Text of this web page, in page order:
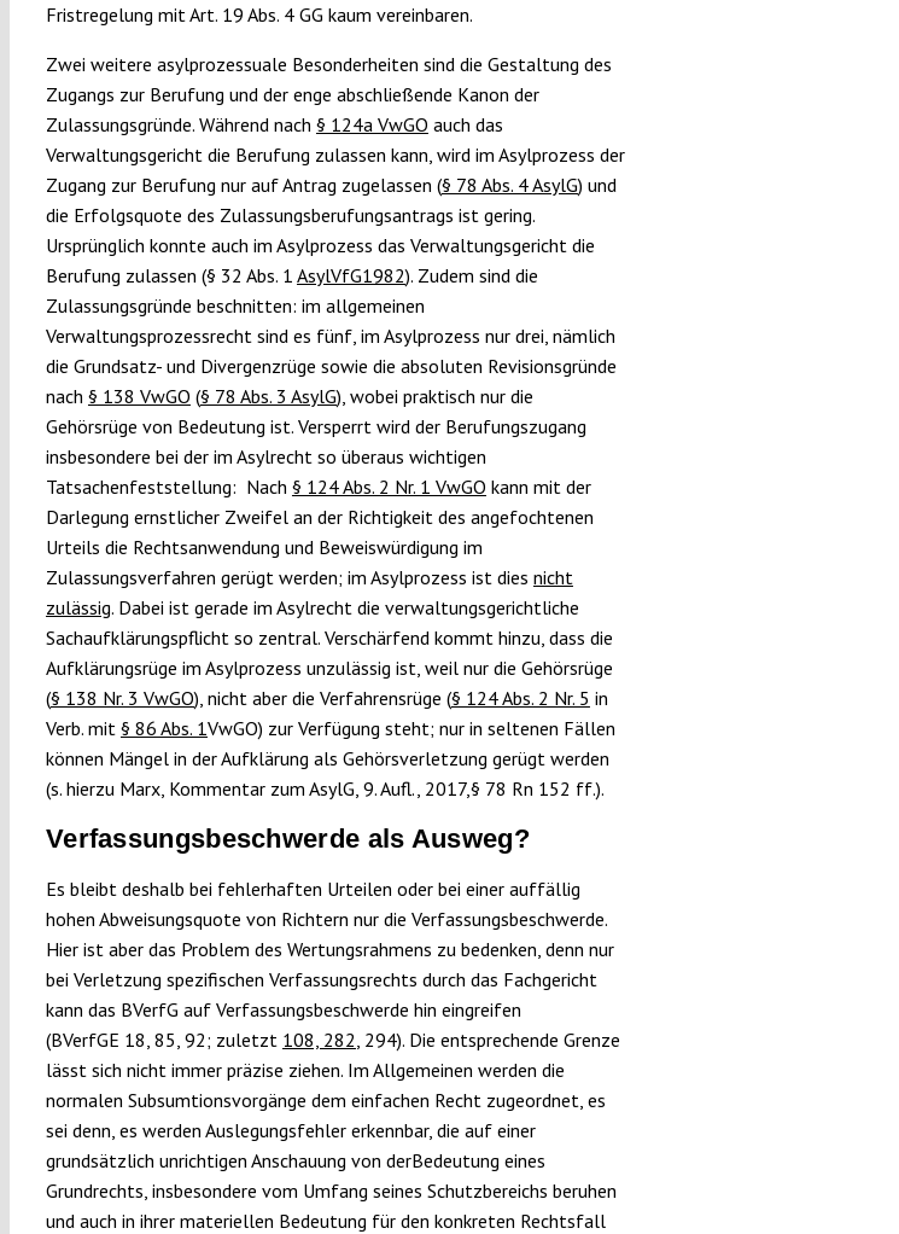
Fristregelung mit Art. 19 Abs. 4 GG kaum vereinbaren.
Zwei weitere asylprozessuale Besonderheiten sind die Gestaltung des
Zugangs zur Berufung und der enge abschließende Kanon der
Zulassungsgründe. Während nach § 124a VwGO auch das
Verwaltungsgericht die Berufung zulassen kann, wird im Asylprozess der
Zugang zur Berufung nur auf Antrag zugelassen (§ 78 Abs. 4 AsylG) und
die Erfolgsquote des Zulassungsberufungsantrags ist gering.
Ursprünglich konnte auch im Asylprozess das Verwaltungsgericht die
Berufung zulassen (§ 32 Abs. 1 AsylVfG1982). Zudem sind die
Zulassungsgründe beschnitten: im allgemeinen
Verwaltungsprozessrecht sind es fünf, im Asylprozess nur drei, nämlich
die Grundsatz- und Divergenzrüge sowie die absoluten Revisionsgründe
nach § 138 VwGO (§ 78 Abs. 3 AsylG), wobei praktisch nur die
Gehörsrüge von Bedeutung ist. Versperrt wird der Berufungszugang
insbesondere bei der im Asylrecht so überaus wichtigen
Tatsachenfeststellung: Nach § 124 Abs. 2 Nr. 1 VwGO kann mit der
Darlegung ernstlicher Zweifel an der Richtigkeit des angefochtenen
Urteils die Rechtsanwendung und Beweiswürdigung im
Zulassungsverfahren gerügt werden; im Asylprozess ist dies nicht
zulässig. Dabei ist gerade im Asylrecht die verwaltungsgerichtliche
Sachaufklärungspflicht so zentral. Verschärfend kommt hinzu, dass die
Aufklärungsrüge im Asylprozess unzulässig ist, weil nur die Gehörsrüge
(§ 138 Nr. 3 VwGO), nicht aber die Verfahrensrüge (§ 124 Abs. 2 Nr. 5 in
Verb. mit § 86 Abs. 1VwGO) zur Verfügung steht; nur in seltenen Fällen
können Mängel in der Aufklärung als Gehörsverletzung gerügt werden
(s. hierzu Marx, Kommentar zum AsylG, 9. Aufl., 2017,§ 78 Rn 152 ff.).
Verfassungsbeschwerde als Ausweg?
Es bleibt deshalb bei fehlerhaften Urteilen oder bei einer auffällig
hohen Abweisungsquote von Richtern nur die Verfassungsbeschwerde.
Hier ist aber das Problem des Wertungsrahmens zu bedenken, denn nur
bei Verletzung spezifischen Verfassungsrechts durch das Fachgericht
kann das BVerfG auf Verfassungsbeschwerde hin eingreifen
(BVerfGE 18, 85, 92; zuletzt 108, 282 , 294). Die entsprechende Grenze
lässt sich nicht immer präzise ziehen. Im Allgemeinen werden die
normalen Subsumtionsvorgänge dem einfachen Recht zugeordnet, es
sei denn, es werden Auslegungsfehler erkennbar, die auf einer
grundsätzlich unrichtigen Anschauung von derBedeutung eines
Grundrechts, insbesondere vom Umfang seines Schutzbereichs beruhen
und auch in ihrer materiellen Bedeutung für den konkreten Rechtsfall